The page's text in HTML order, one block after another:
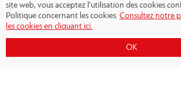
site web, vous acceptez l’utilisation des cookies
Politique concernant les cookies. Consultez notre
les cookies en cliquant ici.
OK